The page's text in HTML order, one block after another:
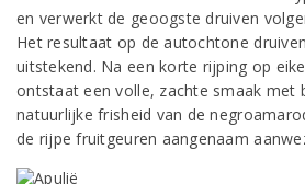
en verwerkt de geoogste druiven
Het resultaat op de autochtone
uitstekend. Na een korte rijping op
ontstaat een volle, zachte smaak met
natuurlijke frisheid van de
de rijpe fruitgeuren aangenaam